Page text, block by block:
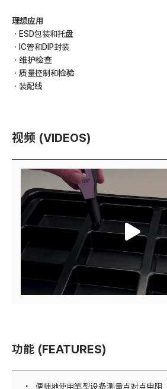
理想应用
ㆍESD包装和托盘
ㆍIC管和DIP封装
ㆍ维护检查
ㆍ质量控制和检验
ㆍ装配线
视频 (VIDEOS)
功能 (FEATURES)
便捷地使用笔型设备测量点对点电阻